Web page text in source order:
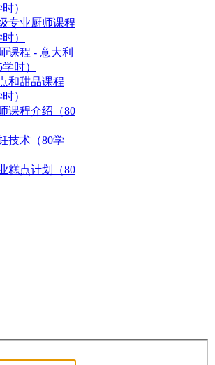
）
专业厨师课程
）
课程 - 意大利
时）
和甜品课程
）
课程介绍（80
技术（80学
糕点计划（80